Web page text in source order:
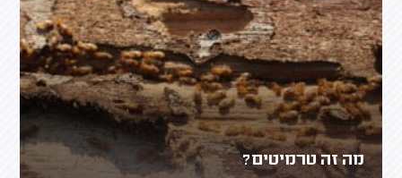
מה זה טרמיטים?